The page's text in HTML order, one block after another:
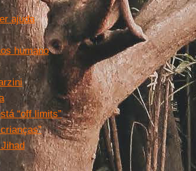
ajuda
humano
“off limits”